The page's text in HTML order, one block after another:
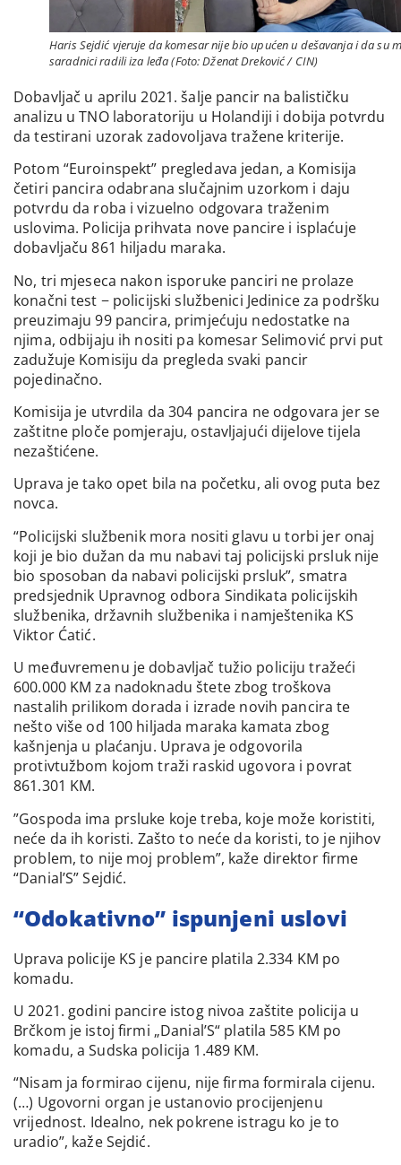
Haris Sejdić vjeruje da komesar nije bio upućen u dešavanja i da su
saradnici radili iza leđa (Foto: Dženat Dreković / CIN)
Dobavljač u aprilu 2021. šalje pancir na balističku
analizu u TNO laboratoriju u Holandiji i dobija potvrdu
da testirani uzorak zadovoljava tražene kriterije.
Potom “Euroinspekt” pregledava jedan, a Komisija
četiri pancira odabrana slučajnim uzorkom i daju
potvrdu da roba i vizuelno odgovara traženim
uslovima. Policija prihvata nove pancire i isplaćuje
dobavljaču 861 hiljadu maraka.
No, tri mjeseca nakon isporuke panciri ne prolaze
konačni test − policijski službenici Jedinice za podršku
preuzimaju 99 pancira, primjećuju nedostatke na
njima, odbijaju ih nositi pa komesar Selimović prvi put
zadužuje Komisiju da pregleda svaki pancir
pojedinačno.
Komisija je utvrdila da 304 pancira ne odgovara jer se
zaštitne ploče pomjeraju, ostavljajući dijelove tijela
nezaštićene.
Uprava je tako opet bila na početku, ali ovog puta bez
novca.
“Policijski službenik mora nositi glavu u torbi jer onaj
koji je bio dužan da mu nabavi taj policijski prsluk nije
bio sposoban da nabavi policijski prsluk”, smatra
predsjednik Upravnog odbora Sindikata policijskih
službenika, državnih službenika i namještenika KS
Viktor Ćatić.
U međuvremenu je dobavljač tužio policiju tražeći
600.000 KM za nadoknadu štete zbog troškova
nastalih prilikom dorada i izrade novih pancira te
nešto više od 100 hiljada maraka kamata zbog
kašnjenja u plaćanju. Uprava je odgovorila
protivtužbom kojom traži raskid ugovora i povrat
861.301 KM.
”Gospoda ima prsluke koje treba, koje može koristiti,
neće da ih koristi. Zašto to neće da koristi, to je njihov
problem, to nije moj problem”, kaže direktor firme
“Danial’S” Sejdić.
“Odokativno” ispunjeni uslovi
Uprava policije KS je pancire platila 2.334 KM po
komadu.
U 2021. godini pancire istog nivoa zaštite policija u
Brčkom je istoj firmi „Danial’S“ platila 585 KM po
komadu, a Sudska policija 1.489 KM.
“Nisam ja formirao cijenu, nije firma formirala cijenu.
(…) Ugovorni organ je ustanovio procijenjenu
vrijednost. Idealno, nek pokrene istragu ko je to
uradio”, kaže Sejdić.